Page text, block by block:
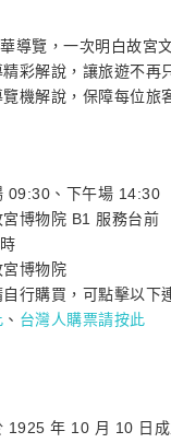
導覽，一次明白故宮
彩解說，讓旅遊不再
機解說，保障每位旅
09:30、下午場 14:30
博物院 B1 服務台前
博物院
行購買，可點擊以下
、 台灣人購票請按此
1925 年 10 月 10 日